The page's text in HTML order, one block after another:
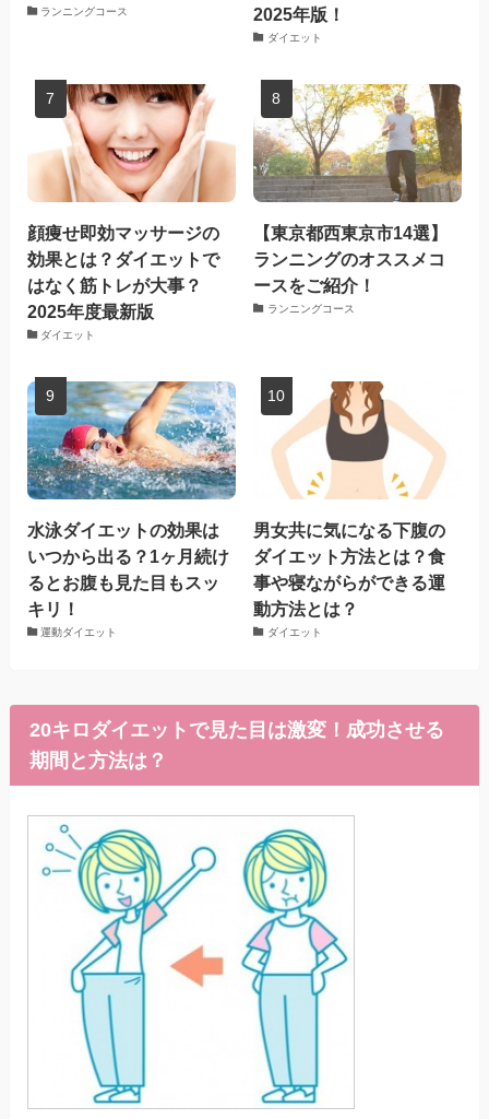
ランニングコース
2025年版！
ダイエット
顔痩せ即効マッサージの
効果とは？ダイエットで
はなく筋トレが大事？
2025年度最新版
ダイエット
【東京都西東京市14選】
ランニングのオススメコ
ースをご紹介！
ランニングコース
水泳ダイエットの効果は
いつから出る？1ヶ月続け
るとお腹も見た目もスッ
キリ！
運動ダイエット
男女共に気になる下腹の
ダイエット方法とは？食
事や寝ながらができる運
動方法とは？
ダイエット
20キロダイエットで見た目は激変！成功させる
期間と方法は？